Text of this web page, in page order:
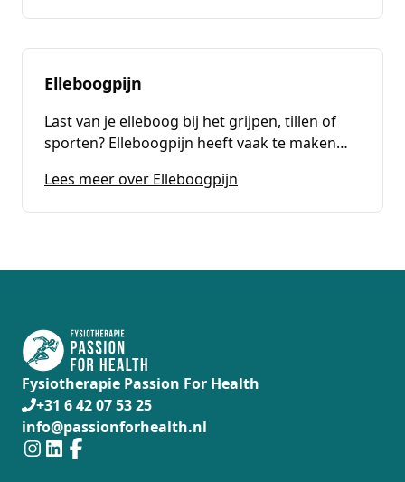
Elleboogpijn
Last van je elleboog bij het grijpen, tillen of
sporten? Elleboogpijn heeft vaak te maken
elleboog. Lees wat de oorzaken zijn en hoe
fysiotherapie helpt.
Lees meer over Elleboogpijn
Fysiotherapie Passion For Health
+31 6 42 07 53 25
info@passionforhealth.nl